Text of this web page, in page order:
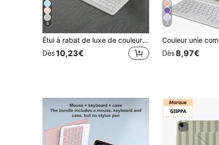
6
Étui à rabat de luxe de couleur unie antichoc compatible avec le clavier pour iPad. Étui premium prenant en charge la fonction de veille/réveil automatique, clavier sans fil Bluetooth amovible, support ultra-fin et léger, avec fente pour stylo. Cadeau de printemps d'anniversaire Gris clair
Dès10,23€
7
Dès8,97€